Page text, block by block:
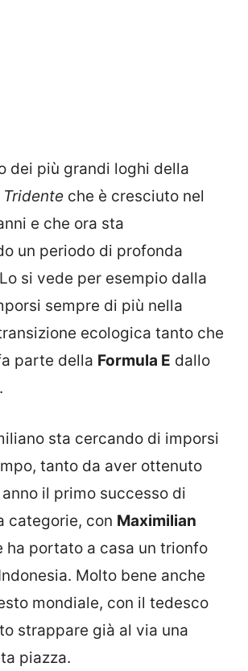
dei più grandi loghi della
Tridente che è cresciuto nel
e che ora sta
un periodo di profonda
si vede per esempio dalla
sempre di più nella
ecologica tanto che
parte della Formula E dallo
sta cercando di imporsi
tanto da aver ottenuto
il primo successo di
categorie, con Maximilian
ha portato a casa un trionfo
Molto bene anche
mondiale, con il tedesco
strappare già al via una
piazza.